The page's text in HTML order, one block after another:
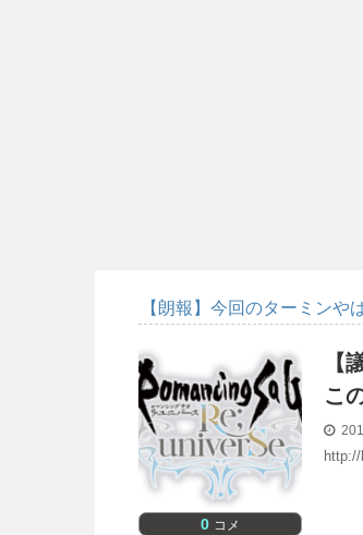
【朗報】今回のターミンや
0 コメ
【
こ